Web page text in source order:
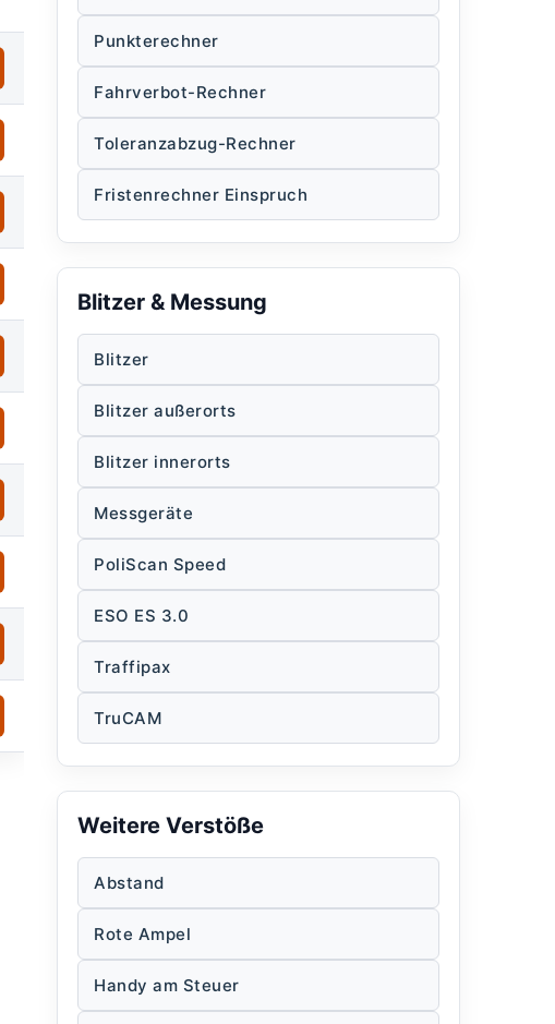
Punkterechner
Fahrverbot-Rechner
Toleranzabzug-Rechner
Fristenrechner Einspruch
Blitzer & Messung
Blitzer
Blitzer außerorts
Blitzer innerorts
Messgeräte
PoliScan Speed
ESO ES 3.0
Traffipax
TruCAM
Weitere Verstöße
Abstand
Rote Ampel
Handy am Steuer